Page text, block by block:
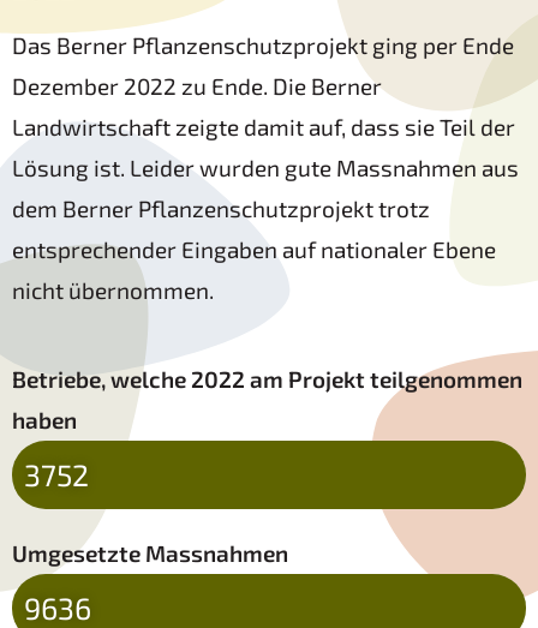
Das Berner Pflanzenschutzprojekt ging per Ende
Dezember 2022 zu Ende. Die Berner
Landwirtschaft zeigte damit auf, dass sie Teil der
Lösung ist. Leider wurden gute Massnahmen aus
dem Berner Pflanzenschutzprojekt trotz
entsprechender Eingaben auf nationaler Ebene
nicht übernommen.
Betriebe, welche 2022 am Projekt teilgenommen
haben
3752
Umgesetzte Massnahmen
9636